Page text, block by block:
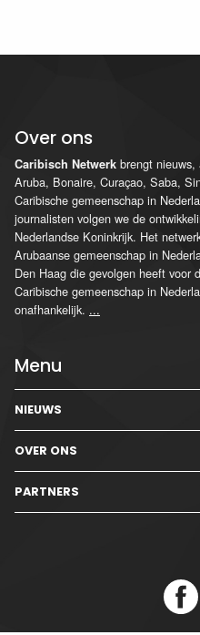
Over ons
Caribisch Netwerk brengt nieuws,
Aruba, Bonaire, Curaçao, Saba,
Caribische gemeenschap in
journalisten volgen we de
Nederlandse Koninkrijk. Het
Arubaanse gemeenschap in
Den Haag die gevolgen heeft voor
Caribische gemeenschap in
onafhankelijk. ...
Menu
NIEUWS
OVER ONS
PARTNERS